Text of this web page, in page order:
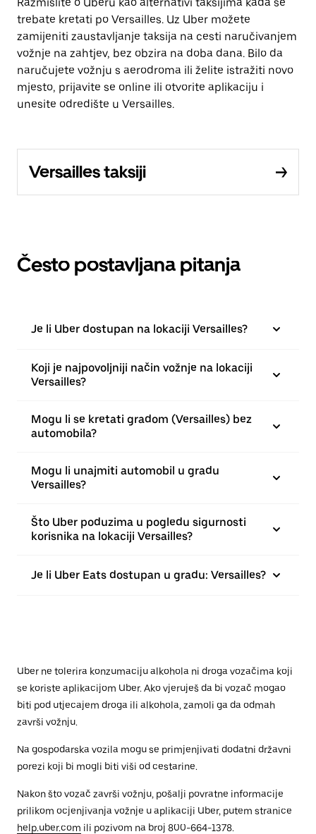
trebate kretati po Versailles. Uz Uber možete
zamijeniti zaustavljanje taksija na cesti naručivanjem
vožnje na zahtjev, bez obzira na doba dana. Bilo da
naručujete vožnju s aerodroma ili želite istražiti novo
mjesto, prijavite se online ili otvorite aplikaciju i
unesite odredište u Versailles.
Versailles taksiji
Često postavljana pitanja
Je li Uber dostupan na lokaciji Versailles?
Koji je najpovoljniji način vožnje na lokaciji
Versailles?
Mogu li se kretati gradom (Versailles) bez
automobila?
Mogu li unajmiti automobil u gradu
Versailles?
Što Uber poduzima u pogledu sigurnosti
korisnika na lokaciji Versailles?
Je li Uber Eats dostupan u gradu: Versailles?
Uber ne tolerira konzumaciju alkohola ni droga vozačima koji
se koriste aplikacijom Uber. Ako vjeruješ da bi vozač mogao
biti pod utjecajem droga ili alkohola, zamoli ga da odmah
završi vožnju.
Na gospodarska vozila mogu se primjenjivati dodatni državni
porezi koji bi mogli biti viši od cestarine.
Nakon što vozač završi vožnju, pošalji povratne informacije
prilikom ocjenjivanja vožnje u aplikaciji Uber, putem stranice
help.uber.com ili pozivom na broj 800-664-1378.